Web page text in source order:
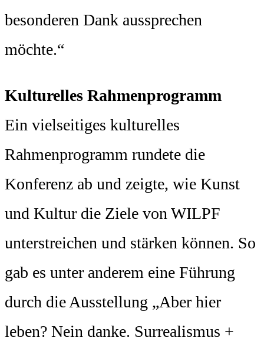
besonderen Dank aussprechen
möchte.“
Kulturelles Rahmenprogramm
Ein vielseitiges kulturelles
Rahmenprogramm rundete die
Konferenz ab und zeigte, wie Kunst
und Kultur die Ziele von WILPF
unterstreichen und stärken können. So
gab es unter anderem eine Führung
durch die Ausstellung „Aber hier
leben? Nein danke. Surrealismus +